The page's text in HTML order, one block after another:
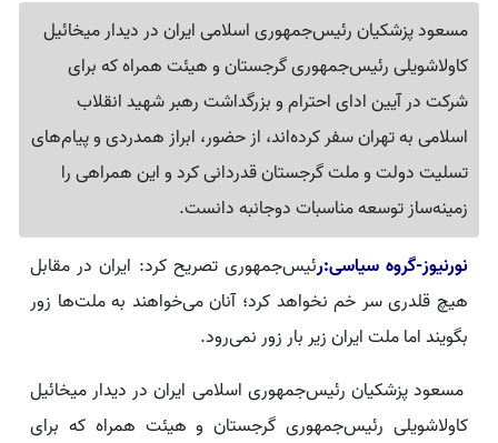
مسعود پزشکیان رئیس‌جمهوری اسلامی ایران در دیدار میخائیل
کاولاشویلی رئیس‌جمهوری گرجستان و هیئت همراه که برای
شرکت در آیین ادای احترام و بزرگداشت رهبر شهید انقلاب
اسلامی به تهران سفر کرده‌اند، از حضور، ابراز همدردی و پیام‌های
تسلیت دولت و ملت گرجستان قدردانی کرد و این همراهی را
زمینه‌ساز توسعه مناسبات دوجانبه دانست.
نورنیوز-گروه سیاسی:رئیس‌جمهوری تصریح کرد: ایران در مقابل
هیچ قلدری سر خم نخواهد کرد؛ آنان می‌خواهند به ملت‌ها زور
بگویند اما ملت ایران زیر بار زور نمی‌رود.
مسعود پزشکیان رئیس‌جمهوری اسلامی ایران در دیدار میخائیل
کاولاشویلی رئیس‌جمهوری گرجستان و هیئت همراه که برای